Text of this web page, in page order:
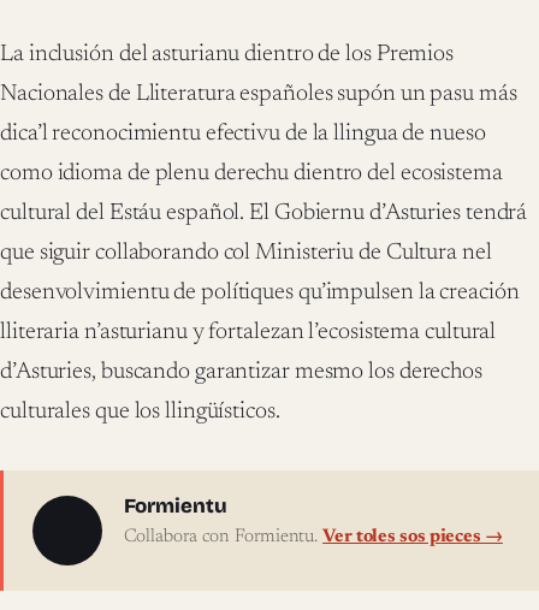
La inclusión del asturianu dientro de los Premios
Nacionales de Lliteratura españoles supón un pasu más
dica’l reconocimientu efectivu de la llingua de nueso
como idioma de plenu derechu dientro del ecosistema
cultural del Estáu español. El Gobiernu d’Asturies tendrá
que siguir collaborando col Ministeriu de Cultura nel
desenvolvimientu de polítiques qu’impulsen la creación
lliteraria n’asturianu y fortalezan l’ecosistema cultural
d’Asturies, buscando garantizar mesmo los derechos
culturales que los llingüísticos.
Sobre l'autor
Formientu
Collabora con Formientu.Ver toles sos pieces →